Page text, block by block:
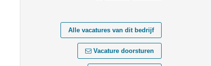
Alle vacatures van dit bedrijf
Vacature doorsturen